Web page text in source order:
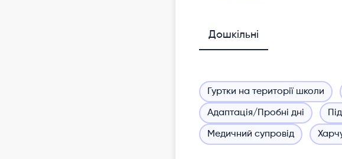
Дошкільні
Гуртки на території школи
Адаптація/Пробні дні
Медичний супровід